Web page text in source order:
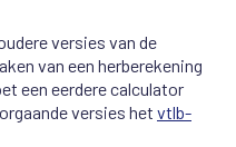
versies van de
van een herberekening
een eerdere calculator
versies het vtlb-